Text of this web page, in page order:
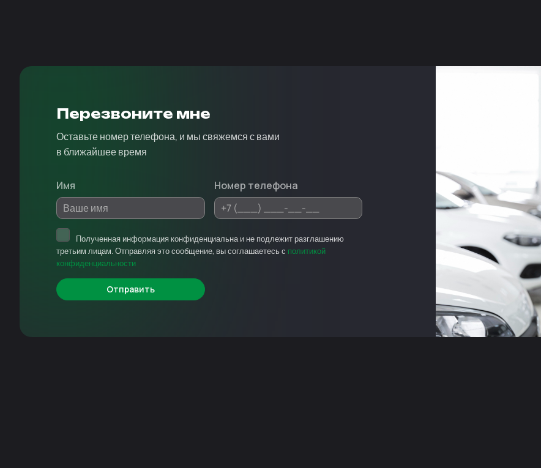
Перезвоните мне
Оставьте номер телефона, и мы свяжемся с вами
в ближайшее время
Имя Номер телефона
Отправить
Полученная информация конфиденциальна и не подлежит разглашению
третьим лицам. Отправляя это сообщение, вы соглашаетесь с политикой
конфиденциальности